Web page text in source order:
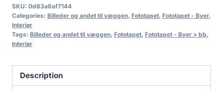
SKU: 0d83a6af7144
Categories: Billeder og andet til væggen, Fototapet, Fototapet - Byer,
Interiør
Tags: Billeder og andet til væggen, Fototapet, Fototapet - Byer > bb,
Interiør
Description